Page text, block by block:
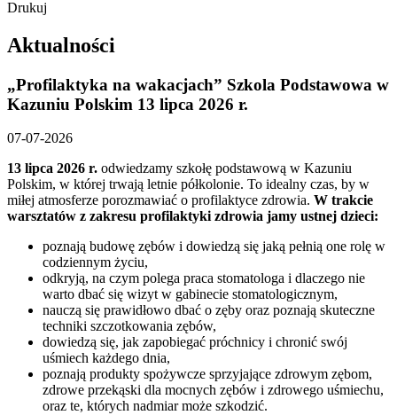
Drukuj
Aktualności
„Profilaktyka na wakacjach” Szkola Podstawowa w
Kazuniu Polskim 13 lipca 2026 r.
07-07-2026
13 lipca 2026 r. odwiedzamy szkołę podstawową w Kazuniu
Polskim, w której trwają letnie półkolonie. To idealny czas, by w
miłej atmosferze porozmawiać o profilaktyce zdrowia. W trakcie
warsztatów z zakresu profilaktyki zdrowia jamy ustnej dzieci:
poznają budowę zębów i dowiedzą się jaką pełnią one rolę w
codziennym życiu,
odkryją, na czym polega praca stomatologa i dlaczego nie
warto dbać się wizyt w gabinecie stomatologicznym,
nauczą się prawidłowo dbać o zęby oraz poznają skuteczne
techniki szczotkowania zębów,
dowiedzą się, jak zapobiegać próchnicy i chronić swój
uśmiech każdego dnia,
poznają produkty spożywcze sprzyjające zdrowym zębom,
zdrowe przekąski dla mocnych zębów i zdrowego uśmiechu,
oraz te, których nadmiar może szkodzić.